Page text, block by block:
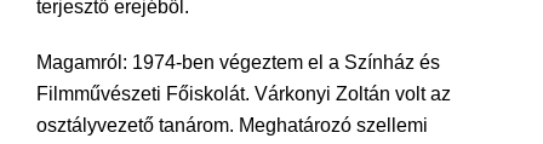
terjesztő erejéből.
Magamról: 1974-ben végeztem el a Színház és
Filmművészeti Főiskolát. Várkonyi Zoltán volt az
osztályvezető tanárom. Meghatározó szellemi